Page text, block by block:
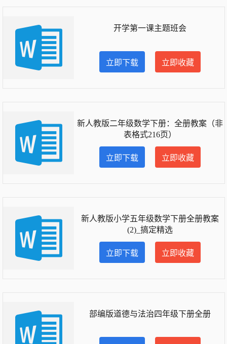
开学第一课主题班会
立即下载 立即收藏
新人教版二年级数学下册：全册教案（非
表格式216页）
立即下载 立即收藏
新人教版小学五年级数学下册全册教案
(2)_搞定精选
立即下载 立即收藏
部编版道德与法治四年级下册全册